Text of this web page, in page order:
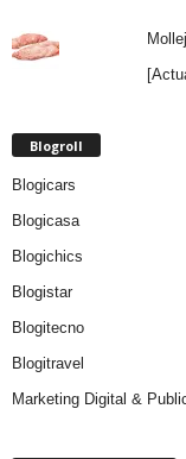
Blogroll
Blogicars
Blogicasa
Blogichics
Blogistar
Blogitecno
Blogitravel
Marketing Digital &